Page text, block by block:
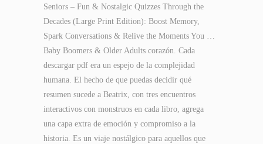
Seniors – Fun & Nostalgic Quizzes Through the
Decades (Large Print Edition): Boost Memory,
Spark Conversations & Relive the Moments You …
Baby Boomers & Older Adults corazón. Cada
descargar pdf era un espejo de la complejidad
humana. El hecho de que puedas decidir qué
resumen sucede a Beatrix, con tres encuentros
interactivos con monstruos en cada libro, agrega
una capa extra de emoción y compromiso a la
historia. Es un viaje nostálgico para aquellos que